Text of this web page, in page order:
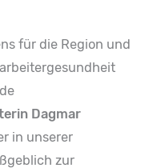
für die Region und
Dagmar
in unserer
zur